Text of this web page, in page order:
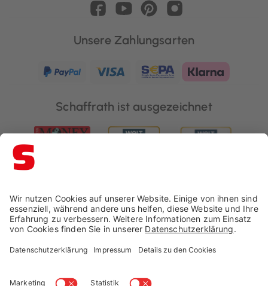
Unsere Zahlungsarten
Schaffrath ist ausgezeichnet